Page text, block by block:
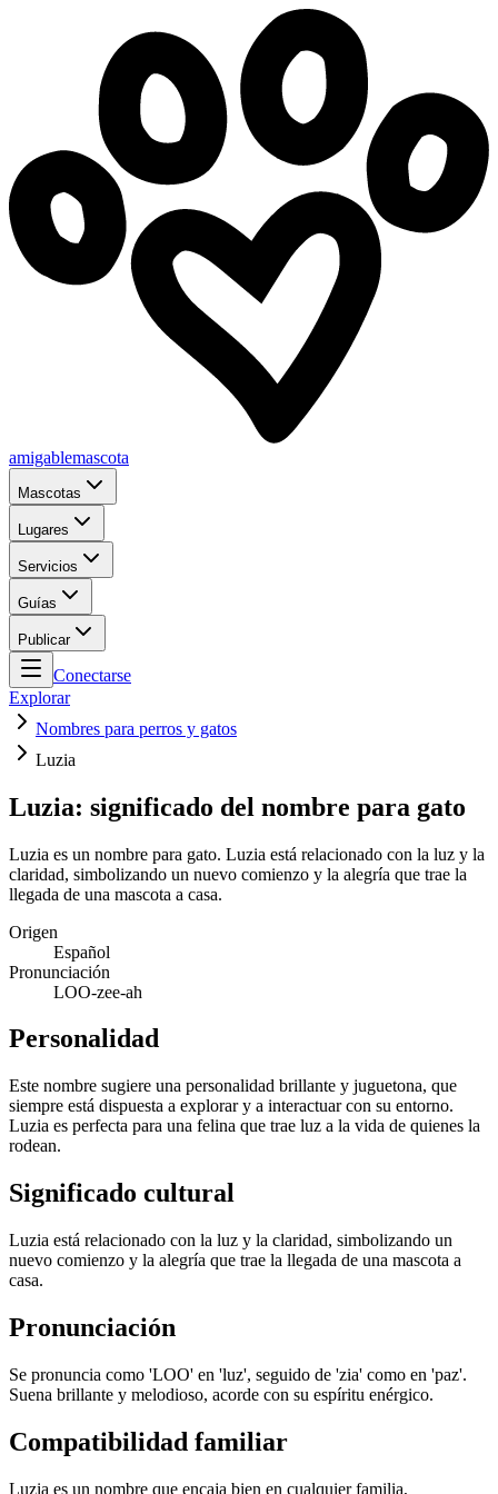
amigablemascota
Mascotas
Lugares
Servicios
Guías
Publicar
Conectarse
Explorar
Nombres para perros y gatos
Luzia
Luzia: significado del nombre para gato
Luzia es un nombre para gato. Luzia está relacionado con la luz y la
claridad, simbolizando un nuevo comienzo y la alegría que trae la
llegada de una mascota a casa.
Origen
Español
Pronunciación
LOO-zee-ah
Personalidad
Este nombre sugiere una personalidad brillante y juguetona, que
siempre está dispuesta a explorar y a interactuar con su entorno.
Luzia es perfecta para una felina que trae luz a la vida de quienes la
rodean.
Significado cultural
Luzia está relacionado con la luz y la claridad, simbolizando un
nuevo comienzo y la alegría que trae la llegada de una mascota a
casa.
Pronunciación
Se pronuncia como 'LOO' en 'luz', seguido de 'zia' como en 'paz'.
Suena brillante y melodioso, acorde con su espíritu enérgico.
Compatibilidad familiar
Luzia es un nombre que encaja bien en cualquier familia,